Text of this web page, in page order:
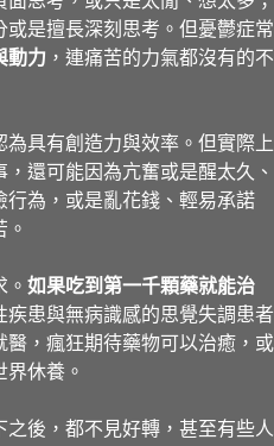
是擅長深刻思考。但憂鬱症常
動力 ，連痛苦的力氣都沒有的不
具有創造力與效率。但實際上
還可能因為亢奮或是醒太久、
為，或是亂花錢、輕易承諾
如果吃到第一千顆藥就能治
疾患與無病識感的思覺失調患者
醫，瘋狂期待藥物可以治癒，或
休養。
後，都不見好轉，甚至有些人